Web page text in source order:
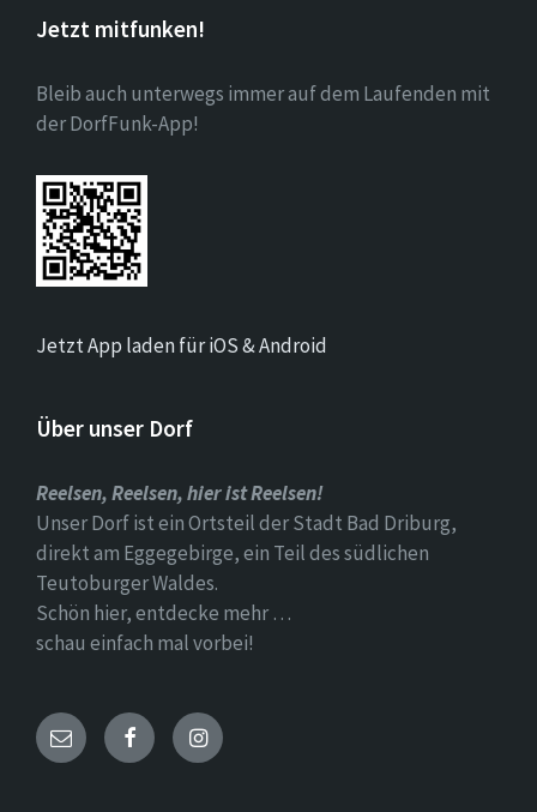
Jetzt mitfunken!
Bleib auch unterwegs immer auf dem Laufenden mit
der DorfFunk-App!
Jetzt App laden für iOS & Android
Über unser Dorf
Reelsen, Reelsen, hier ist Reelsen!
Unser Dorf ist ein Ortsteil der Stadt Bad Driburg,
direkt am Eggegebirge, ein Teil des südlichen
Teutoburger Waldes.
Schön hier, entdecke mehr …
schau einfach mal vorbei!
Email FacebookInstagram